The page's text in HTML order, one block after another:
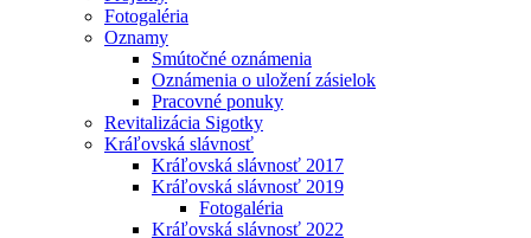
Fotogaléria
Oznamy
Smútočné oznámenia
Oznámenia o uložení zásielok
Pracovné ponuky
Revitalizácia Sigotky
Kráľovská slávnosť
Kráľovská slávnosť 2017
Kráľovská slávnosť 2019
Fotogaléria
Kráľovská slávnosť 2022